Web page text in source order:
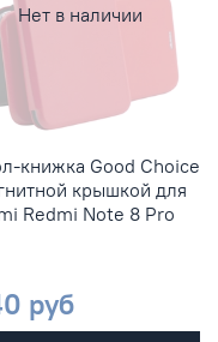
Нет в наличии
книжка Good Choice
крышкой для
Redmi Note 8 Pro
руб